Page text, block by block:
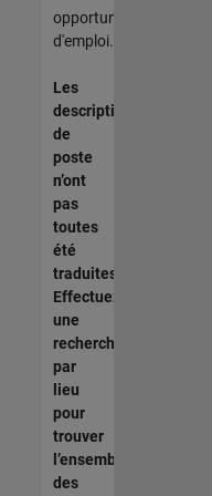
opportunités
d'emploi.
Les
descriptions
de
poste
n’ont
pas
toutes
été
traduites.
Effectuez
une
recherche
par
lieu
pour
trouver
l’ensemble
des